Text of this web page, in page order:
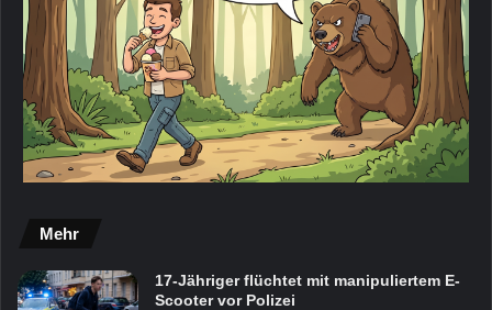
Mehr
17-Jähriger flüchtet mit manipuliertem E-
Scooter vor Polizei